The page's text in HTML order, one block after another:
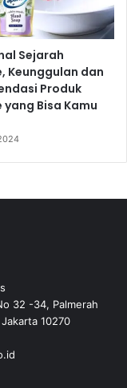
Sejarah
Keunggulan dan
Produk
yang Bisa Kamu
32 -34, Palmerah
10270